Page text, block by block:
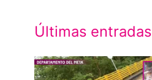
Últimas entradas